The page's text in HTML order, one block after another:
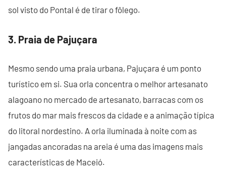
sol visto do Pontal é de tirar o fôlego.
3. Praia de Pajuçara
Mesmo sendo uma praia urbana, Pajuçara é um ponto
turístico em si. Sua orla concentra o melhor artesanato
alagoano no mercado de artesanato, barracas com os
frutos do mar mais frescos da cidade e a animação típica
do litoral nordestino. A orla iluminada à noite com as
jangadas ancoradas na areia é uma das imagens mais
características de Maceió.